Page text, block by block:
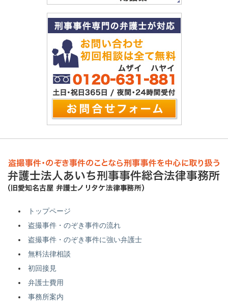
トップページ
盗撮事件・のぞき事件の流れ
盗撮事件・のぞき事件に強い弁護士
無料法律相談
初回接見
弁護士費用
事務所案内